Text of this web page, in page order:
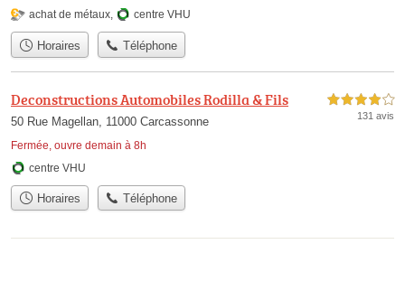
achat de métaux, centre VHU
Horaires Téléphone
Deconstructions Automobiles Rodilla & Fils
50 Rue Magellan, 11000 Carcassonne
Fermée, ouvre demain à 8h
4,0 étoiles sur 5
131 avis
centre VHU
Horaires Téléphone